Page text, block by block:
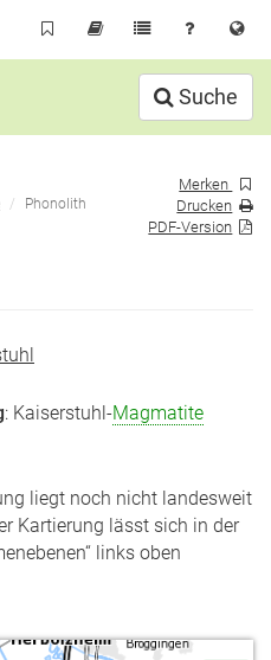
Inhalt
Suche
Phonolith
Merken
Drucken
PDF-Version
: Kaiserstuhl-Magmatite
liegt noch nicht landesweit
Kartierung lässt sich in der
links oben